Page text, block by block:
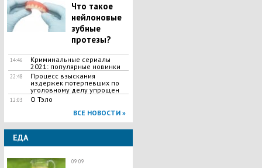
Что такое
нейлоновые
зубные
протезы?
14:46
Криминальные сериалы
2021: популярные новинки
22:48
Процесс взыскания
издержек потерпевших по
уголовному делу упрощен
12:03
О Тэло
ВСЕ НОВОСТИ »
ЕДА
09:09